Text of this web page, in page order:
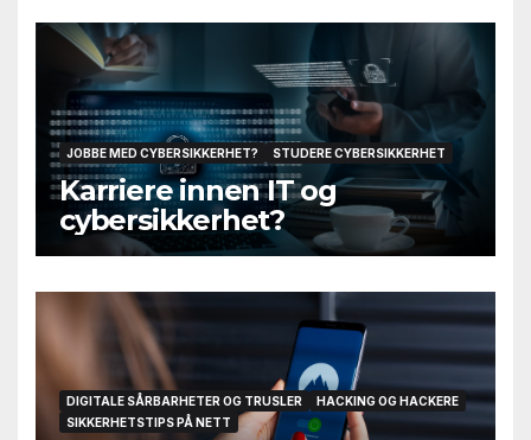
JOBBE MED CYBERSIKKERHET? STUDERE CYBERSIKKERHET
Karriere innen IT og
cybersikkerhet?
DIGITALE SÅRBARHETER OG TRUSLER
HACKING OG HACKERE
SIKKERHETSTIPS PÅ NETT